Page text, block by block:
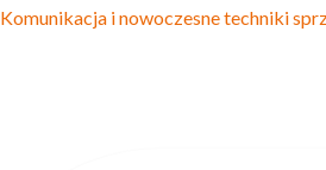
Komunikacja i nowoczesne techniki